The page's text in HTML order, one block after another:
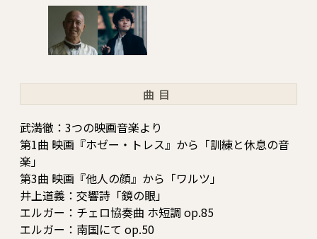
曲目
武満徹：3つの映画音楽より
第1曲 映画『ホゼー・トレス』から「訓練と休息の音
楽」
第3曲 映画『他人の顔』から「ワルツ」
井上道義：交響詩「鏡の眼」
エルガー：チェロ協奏曲 ホ短調 op.85
エルガー：南国にて op.50